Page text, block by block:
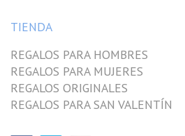
TIENDA
REGALOS PARA HOMBRES
REGALOS PARA MUJERES
REGALOS ORIGINALES
REGALOS PARA SAN VALENTÍN